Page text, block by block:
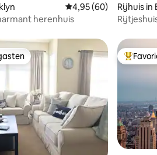
Gemiddelde
4,95 (60)
herenhuis
Rijhuis in